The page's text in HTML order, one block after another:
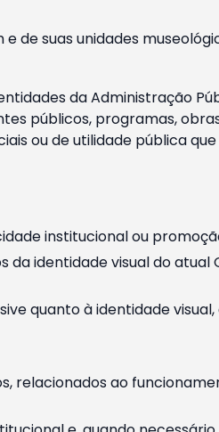
de suas unidades
da Administração
públicos, programas,
ou de utilidade pública
institucional ou
identidade visual do atual
quanto à identidade
relacionados ao